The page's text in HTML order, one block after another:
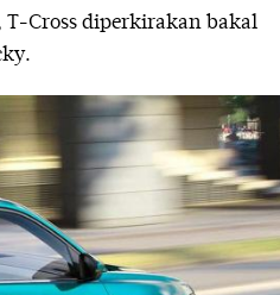
Cross diperkirakan bakal